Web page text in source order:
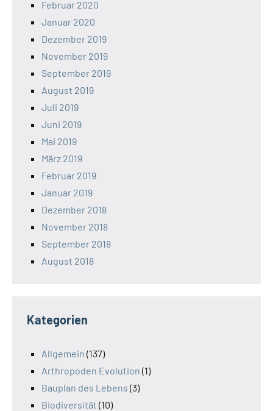
Februar 2020
Januar 2020
Dezember 2019
November 2019
September 2019
August 2019
Juli 2019
Juni 2019
Mai 2019
März 2019
Februar 2019
Januar 2019
Dezember 2018
November 2018
September 2018
August 2018
Kategorien
Allgemein (137)
Arthropoden Evolution (1)
Bauplan des Lebens (3)
Biodiversität (10)